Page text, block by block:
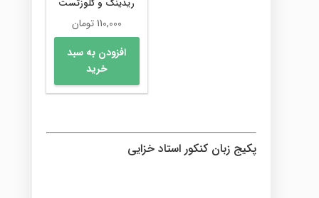
ریدینگ و کلوزتست
110,000تومان
افزودن به سبد
خرید
پکیج زبان کنکور استاد خزایی